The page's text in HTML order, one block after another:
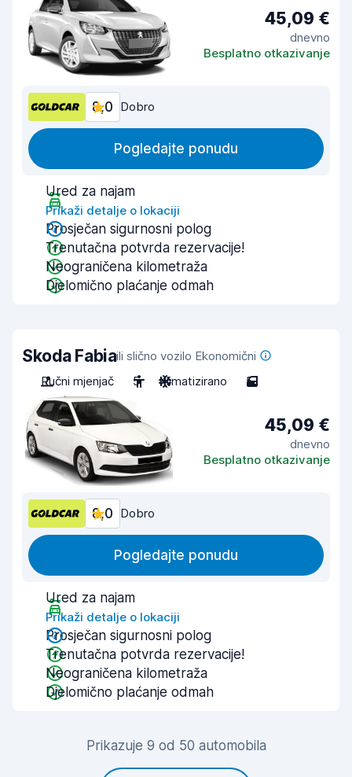
45,09 €
dnevno
Besplatno otkazivanje
8,0 Dobro
Pogledajte ponudu
Ured za najam
Prikaži detalje o lokaciji
Prosječan sigurnosni polog
Trenutačna potvrda rezervacije!
Neograničena kilometraža
Djelomično plaćanje odmah
Skoda Fabiaili slično vozilo Ekonomični
Ručni mjenjač
5 Klimatizirano 5
45,09 €
dnevno
Besplatno otkazivanje
8,0 Dobro
Pogledajte ponudu
Ured za najam
Prikaži detalje o lokaciji
Prosječan sigurnosni polog
Trenutačna potvrda rezervacije!
Neograničena kilometraža
Djelomično plaćanje odmah
Prikazuje 9 od 50 automobila